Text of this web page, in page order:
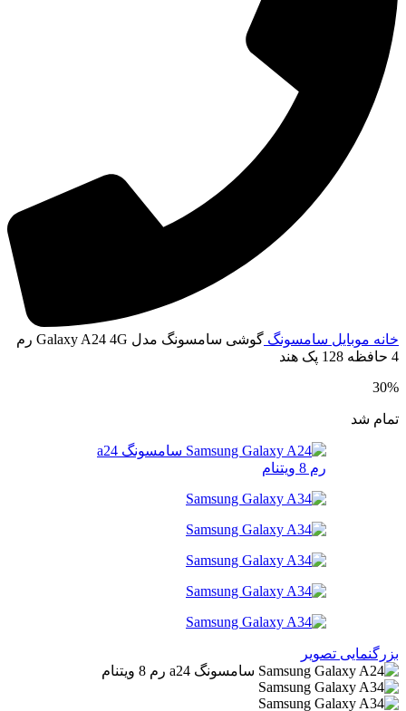
موبایل سامسونگ
گوشی سامسونگ مدل Galaxy A24 4G رم
شد
تصویر